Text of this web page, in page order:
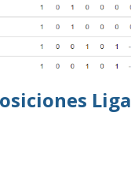
Liga